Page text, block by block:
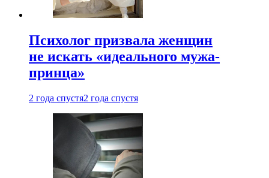
Психолог призвала женщин
не искать «идеального мужа-
принца»
2 года спустя2 года спустя